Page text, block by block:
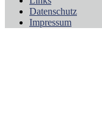
Datenschutz
Impressum